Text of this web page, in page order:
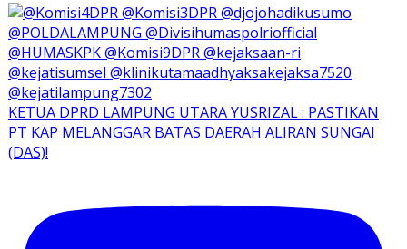
KETUA DPRD LAMPUNG UTARA YUSRIZAL : PASTIKAN
PT KAP MELANGGAR BATAS DAERAH ALIRAN SUNGAI
(DAS)!